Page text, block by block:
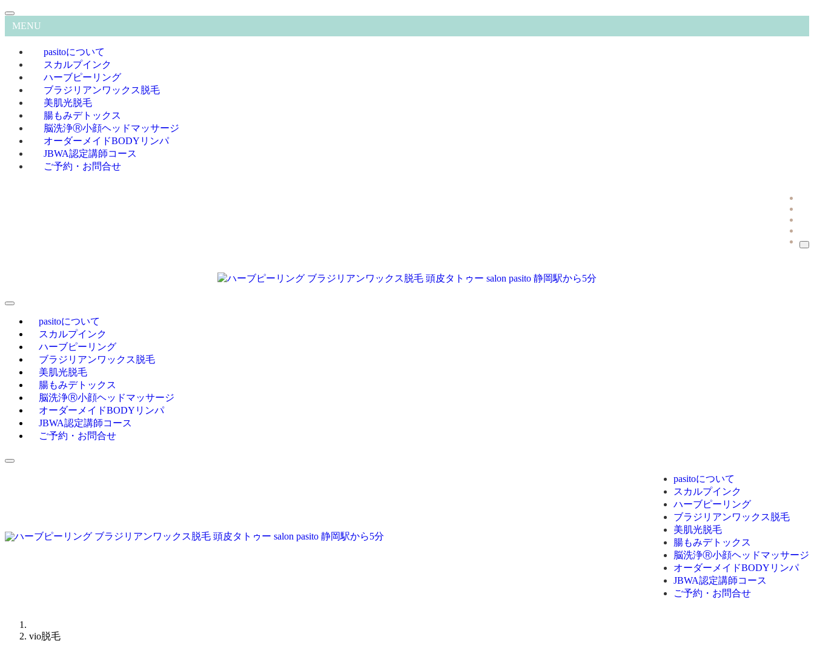
MENU
pasitoについて
スカルプインク
ハーブピーリング
ブラジリアンワックス脱毛
美肌光脱毛
腸もみデトックス
脳洗浄Ⓡ小顔ヘッドマッサージ
オーダーメイドBODYリンパ
JBWA認定講師コース
ご予約・お問合せ
pasitoについて
スカルプインク
ハーブピーリング
ブラジリアンワックス脱毛
美肌光脱毛
腸もみデトックス
脳洗浄Ⓡ小顔ヘッドマッサージ
オーダーメイドBODYリンパ
JBWA認定講師コース
ご予約・お問合せ
pasitoについて
スカルプインク
ハーブピーリング
ブラジリアンワックス脱毛
美肌光脱毛
腸もみデトックス
脳洗浄Ⓡ小顔ヘッドマッサージ
オーダーメイドBODYリンパ
JBWA認定講師コース
ご予約・お問合せ
vio脱毛